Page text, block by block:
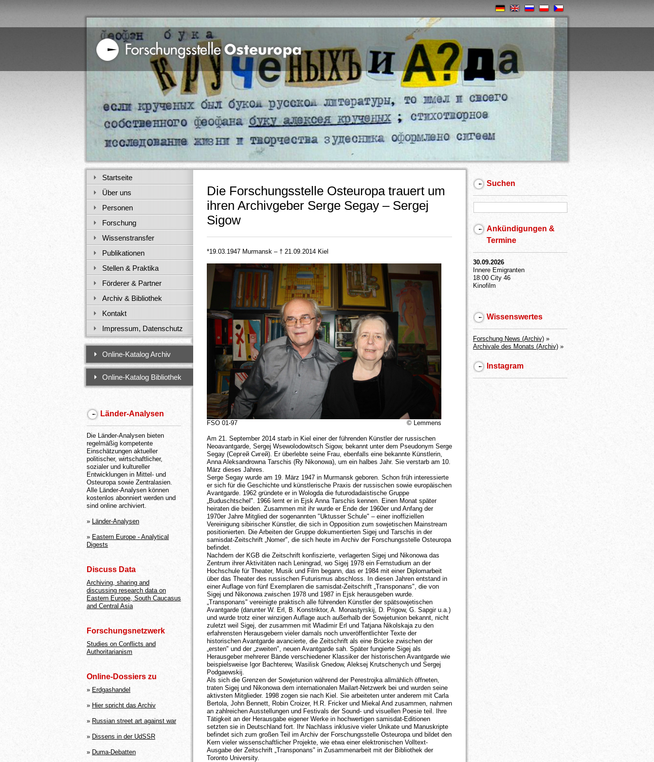
Suchen
Ankündigungen &
Termine
30.09.2026
Innere Emigranten
18:00 City 46
Kinofilm
Wissenswertes
Forschung News (Archiv) »
Archivale des Monats (Archiv) »
Instagram
Die Forschungsstelle Osteuropa trauert um
ihren Archivgeber Serge Segay – Sergej
Sigow
*19.03.1947 Murmansk – † 21.09.2014 Kiel
FSO 01-97 © Lemmens
Am 21. September 2014 starb in Kiel einer der führenden Künstler der russischen
Neoavantgarde, Sergej Wsewolodowitsch Sigow, bekannt unter dem Pseudonym Serge
Segay (Сергей Сигей). Er überlebte seine Frau, ebenfalls eine bekannte Künstlerin,
Anna Aleksandrowna Tarschis (Ry Nikonowa), um ein halbes Jahr. Sie verstarb am 10.
März dieses Jahres.
Serge Segay wurde am 19. März 1947 in Murmansk geboren. Schon früh interessierte
er sich für die Geschichte und künstlerische Praxis der russischen sowie europäischen
Avantgarde. 1962 gründete er in Wologda die futurodadaistische Gruppe
„Buduschtschel". 1966 lernt er in Ejsk Anna Tarschis kennen. Einen Monat später
heiraten die beiden. Zusammen mit ihr wurde er Ende der 1960er und Anfang der
1970er Jahre Mitglied der sogenannten "Uktusser Schule" – einer inoffiziellen
Vereinigung sibirischer Künstler, die sich in Opposition zum sowjetischen Mainstream
positionierten. Die Arbeiten der Gruppe dokumentierten Sigej und Tarschis in der
samisdat-Zeitschrift „Nomer", die sich heute im Archiv der Forschungsstelle Osteuropa
befindet.
Nachdem der KGB die Zeitschrift konfiszierte, verlagerten Sigej und Nikonowa das
Zentrum ihrer Aktivitäten nach Leningrad, wo Sigej 1978 ein Fernstudium an der
Hochschule für Theater, Musik und Film begann, das er 1984 mit einer Diplomarbeit
über das Theater des russischen Futurismus abschloss. In diesen Jahren entstand in
einer Auflage von fünf Exemplaren die samisdat-Zeitschrift „Transponans", die von
Sigej und Nikonowa zwischen 1978 und 1987 in Ejsk herausgeben wurde.
„Transponans" vereinigte praktisch alle führenden Künstler der spätsowjetischen
Avantgarde (darunter W. Erl, B. Konstriktor, A. Monastyrskij, D. Prigow, G. Sapgir u.a.)
und wurde trotz einer winzigen Auflage auch außerhalb der Sowjetunion bekannt, nicht
zuletzt weil Sigej, der zusammen mit Wladimir Erl und Tatjana Nikolskaja zu den
erfahrensten Herausgebern vieler damals noch unveröffentlichter Texte der
historischen Avantgarde avancierte, die Zeitschrift als eine Brücke zwischen der
„ersten" und der „zweiten", neuen Avantgarde sah. Später fungierte Sigej als
Herausgeber mehrerer Bände verschiedener Klassiker der historischen Avantgarde wie
beispielsweise Igor Bachterew, Wasilisk Gnedow, Aleksej Krutschenych und Sergej
Podgaewskij.
Als sich die Grenzen der Sowjetunion während der Perestrojka allmählich öffneten,
traten Sigej und Nikonowa dem internationalen Mailart-Netzwerk bei und wurden seine
aktivsten Mitglieder. 1998 zogen sie nach Kiel. Sie arbeiteten unter anderem mit Carla
Bertola, John Bennett, Robin Croizer, H.R. Fricker und Miekal And zusammen, nahmen
an zahlreichen Ausstellungen und Festivals der Sound- und visuellen Poesie teil. Ihre
Tätigkeit an der Herausgabe eigener Werke in hochwertigen samisdat-Editionen
setzten sie in Deutschland fort. Ihr Nachlass inklusive vieler Unikate und Manuskripte
befindet sich zum großen Teil im Archiv der Forschungsstelle Osteuropa und bildet den
Kern vieler wissenschaftlicher Projekte, wie etwa einer elektronischen Volltext-
Ausgabe der Zeitschrift „Transponans" in Zusammenarbeit mit der Bibliothek der
Toronto University.
Startseite
Über uns
Personen
Forschung
Wissenstransfer
Publikationen
Stellen & Praktika
Förderer & Partner
Archiv & Bibliothek
Kontakt
Impressum, Datenschutz
Online-Katalog Archiv
Online-Katalog Bibliothek
Länder-Analysen
Die Länder-Analysen bieten
regelmäßig kompetente
Einschätzungen aktueller
politischer, wirtschaftlicher,
sozialer und kultureller
Entwicklungen in Mittel- und
Osteuropa sowie Zentralasien.
Alle Länder-Analysen können
kostenlos abonniert werden und
sind online archiviert.
» Länder-Analysen
» Eastern Europe - Analytical
Digests
Discuss Data
Archiving, sharing and
discussing research data on
Eastern Europe, South Caucasus
and Central Asia
Forschungsnetzwerk
Studies on Conflicts and
Authoritarianism
Online-Dossiers zu
» Erdgashandel
» Hier spricht das Archiv
» Russian street art against war
» Dissens in der UdSSR
» Duma-Debatten